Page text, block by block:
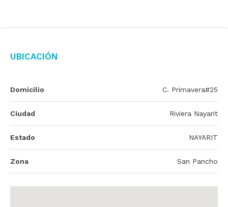
Ubicación
Domicilio C. Primavera#25
Ciudad Riviera Nayarit
Estado NAYARIT
Zona San Pancho